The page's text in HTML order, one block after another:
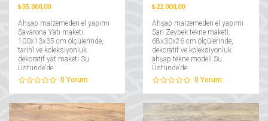
₺35.000,00
Ahşap malzemeden el yapımı
Savarona Yatı maketi.
100x13x35 cm ölçülerinde,
tarihî ve koleksiyonluk
dekoratif yat maketi Su
Üstünde’de....
0 Yorum
₺22.000,00
Ahşap malzemeden el yapımı
Sarı Zeybek tekne maketi.
68x30x26 cm ölçülerinde,
dekoratif ve koleksiyonluk
ahşap tekne modeli Su
Üstünde’de....
0 Yorum